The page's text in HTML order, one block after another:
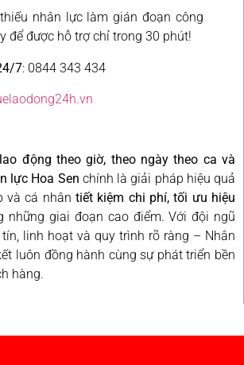
nhân lực làm gián đoạn công
để được hỗ trợ chỉ trong 30 phút!
7: 0844 343 434
động theo giờ, theo ngày theo ca và
lực Hoa Sen chính là giải pháp hiệu quả
và cá nhân tiết kiệm chi phí, tối ưu hiệu
những giai đoạn cao điểm. Với đội ngũ
linh hoạt và quy trình rõ ràng – Nhân
luôn đồng hành cùng sự phát triển bền
hàng.